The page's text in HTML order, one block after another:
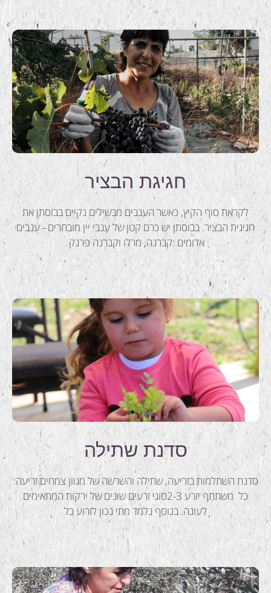
חגיגת הבציר
לקראת סוף הקיץ, כאשר הענבים מבשילים נקיים בבוסתן את
חגיגית הבציר. בבוסתן יש כרם קטן של ענבי יין מובחרים– ענבים
אדומים :קברנה, מרלו וקברנה פרנק
סדנת שתילה
סדנת השתלמות בזריעה, שתילה והשרשה של מגוון צמחים זריעה:
כל משתתף יזרע 2-3סוגי זרעים שונים של ירקות המתאימים
לעונה. בנוסף נלמד מתי נכון לזרוע כל